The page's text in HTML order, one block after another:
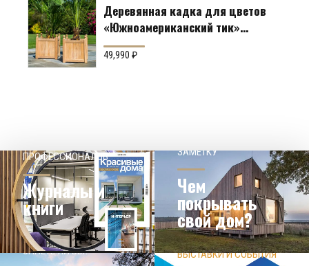
Деревянная кадка для цветов
«Южноамериканский тик»
Производство: Англия
49,990₽
ПРОФЕССИОНАЛОВ
Журналы и
книги
НОВОСТИ ИЗ МИРА
ЗАМЕТКУ
Чем
покрывать
свой дом?
ЗНАЕТЕ ЛИ ВЫ? ВЫСТАВКИ И СОБЫТИЯ